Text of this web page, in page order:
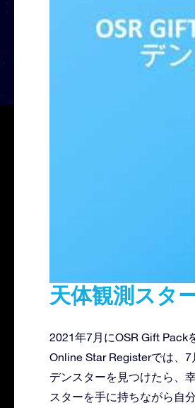
天体観測スタ
2021年7月にOSR Gift Pack
Online Star Registerでは、
デンスターを見つけたら、
スターを手に持ちながら自